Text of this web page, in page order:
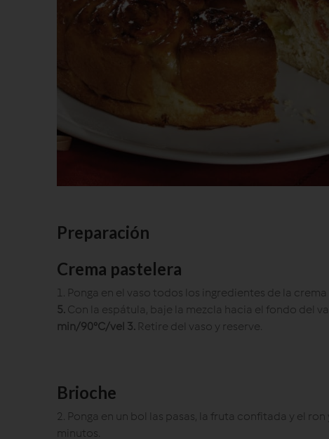
Preparación
Crema pastelera
1. Ponga en el vaso todos los ingredientes de la
5. Con la espátula, baje la mezcla hacia el fondo del
min/90°C/vel 3. Retire del vaso y reserve.
Brioche
2. Ponga en un bol las pasas, la fruta confitada y el
minutos.